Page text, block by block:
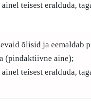
teisest eralduda,
õlisid ja eemaldab
(pindaktiivne aine);
teisest eralduda,